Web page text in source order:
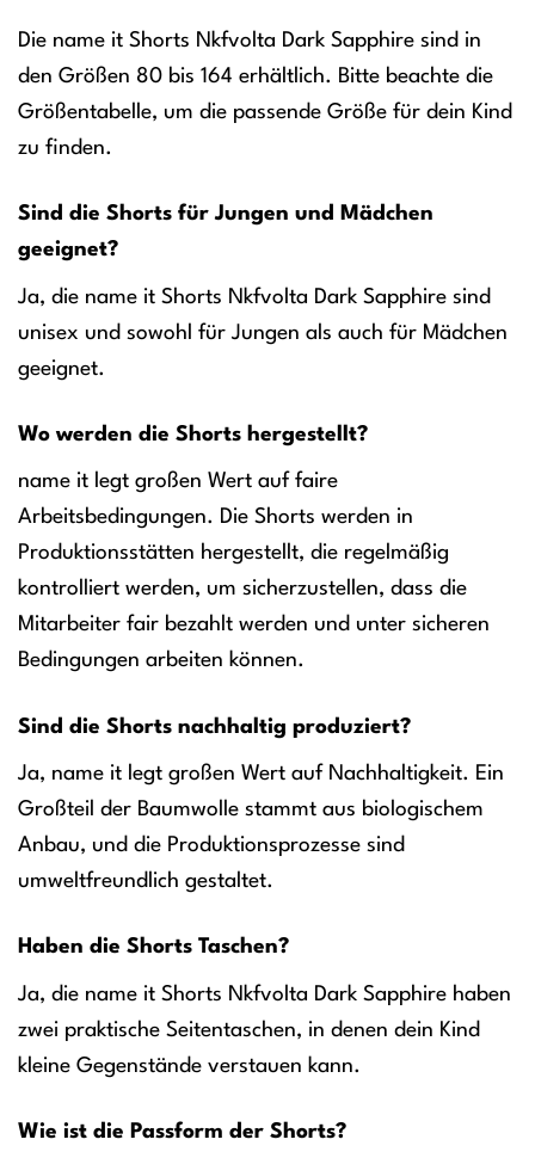
Die name it Shorts Nkfvolta Dark Sapphire sind in
den Größen 80 bis 164 erhältlich. Bitte beachte die
Größentabelle, um die passende Größe für dein Kind
zu finden.
Sind die Shorts für Jungen und Mädchen
geeignet?
Ja, die name it Shorts Nkfvolta Dark Sapphire sind
unisex und sowohl für Jungen als auch für Mädchen
geeignet.
Wo werden die Shorts hergestellt?
name it legt großen Wert auf faire
Arbeitsbedingungen. Die Shorts werden in
Produktionsstätten hergestellt, die regelmäßig
kontrolliert werden, um sicherzustellen, dass die
Mitarbeiter fair bezahlt werden und unter sicheren
Bedingungen arbeiten können.
Sind die Shorts nachhaltig produziert?
Ja, name it legt großen Wert auf Nachhaltigkeit. Ein
Großteil der Baumwolle stammt aus biologischem
Anbau, und die Produktionsprozesse sind
umweltfreundlich gestaltet.
Haben die Shorts Taschen?
Ja, die name it Shorts Nkfvolta Dark Sapphire haben
zwei praktische Seitentaschen, in denen dein Kind
kleine Gegenstände verstauen kann.
Wie ist die Passform der Shorts?